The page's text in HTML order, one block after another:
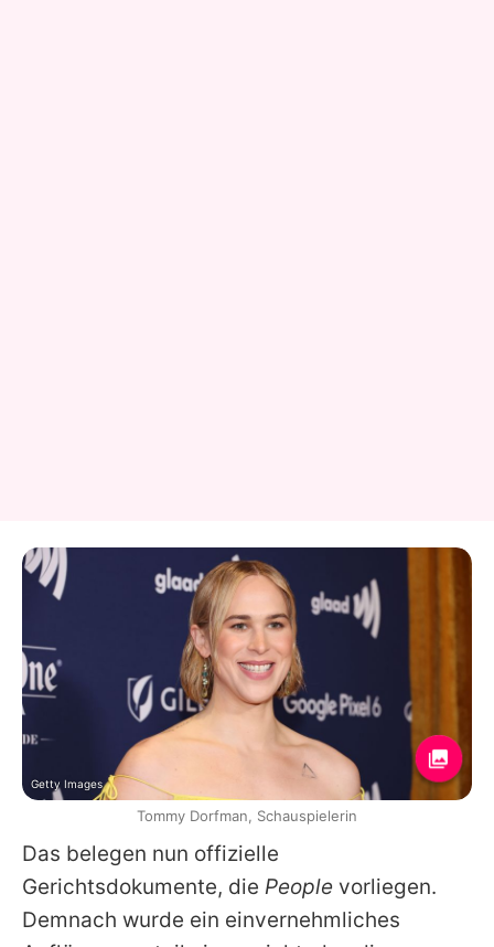
Das belegen nun offizielle
Gerichtsdokumente, die People vorliegen.
Demnach wurde ein einvernehmliches
Getty Images
Tommy Dorfman, Schauspielerin